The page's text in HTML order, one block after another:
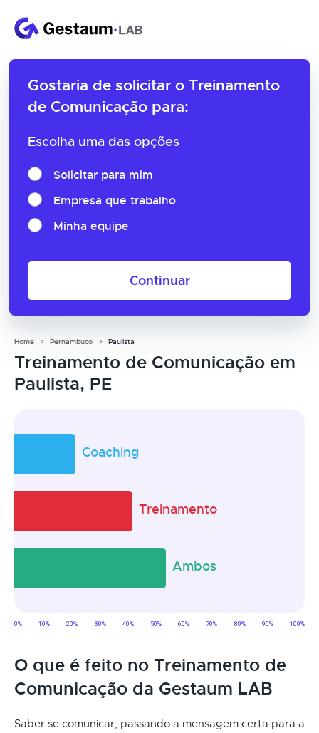
Gostaria de solicitar o Treinamento
de Comunicação para:
Escolha uma das opções
Solicitar para mim
Empresa que trabalho
Minha equipe
Continuar
Home Pernambuco Paulista
Treinamento de Comunicação em
Paulista, PE
O que é feito no Treinamento de
Comunicação da Gestaum LAB
Saber se comunicar, passando a mensagem certa para a